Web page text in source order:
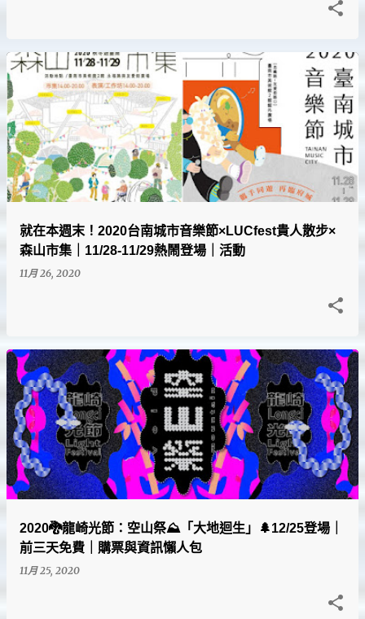
就在本週末！2020台南城市音樂節×LUCfest貴人散步×
森山市集｜11/28-11/29熱鬧登場｜活動
11月 26, 2020
2020🐉龍崎光節：空山祭⛰「大地迴生」🌲12/25登場｜
前三天免費｜購票與資訊懶人包
11月 25, 2020